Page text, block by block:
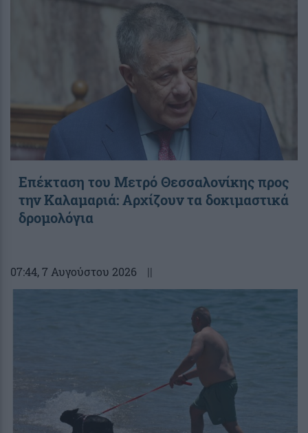
Επέκταση του Μετρό Θεσσαλονίκης προς
την Καλαμαριά: Αρχίζουν τα δοκιμαστικά
δρομολόγια
07:44, 7 Αυγούστου 2026 ||